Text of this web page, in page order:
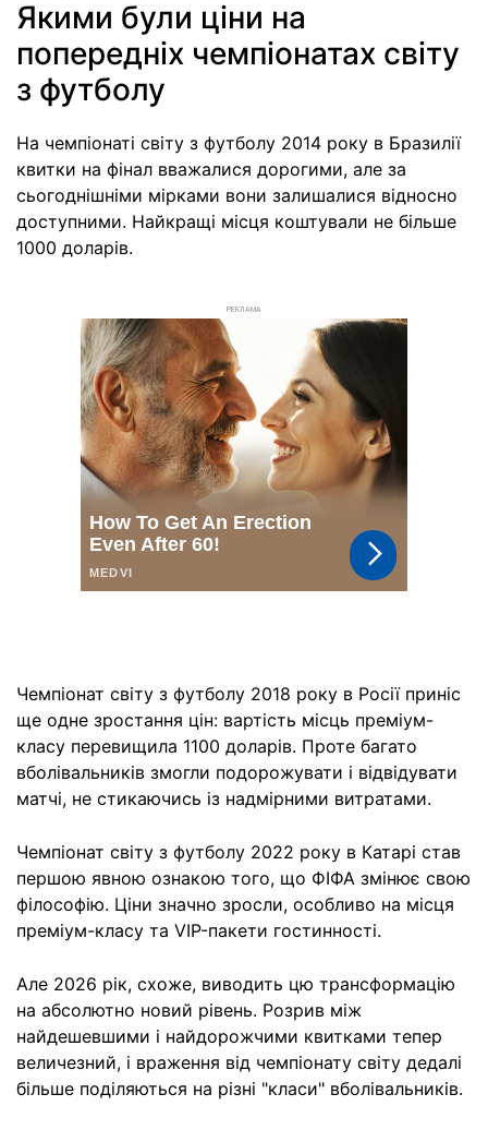
Якими були ціни на
попередніх чемпіонатах світу
з футболу
На чемпіонаті світу з футболу 2014 року в Бразилії
квитки на фінал вважалися дорогими, але за
сьогоднішніми мірками вони залишалися відносно
доступними. Найкращі місця коштували не більше
1000 доларів.
РЕКЛАМА
Чемпіонат світу з футболу 2018 року в Росії приніс
ще одне зростання цін: вартість місць преміум-
класу перевищила 1100 доларів. Проте багато
вболівальників змогли подорожувати і відвідувати
матчі, не стикаючись із надмірними витратами.
Чемпіонат світу з футболу 2022 року в Катарі став
першою явною ознакою того, що ФІФА змінює свою
філософію. Ціни значно зросли, особливо на місця
преміум-класу та VIP-пакети гостинності.
Але 2026 рік, схоже, виводить цю трансформацію
на абсолютно новий рівень. Розрив між
найдешевшими і найдорожчими квитками тепер
величезний, і враження від чемпіонату світу дедалі
більше поділяються на різні "класи" вболівальників.